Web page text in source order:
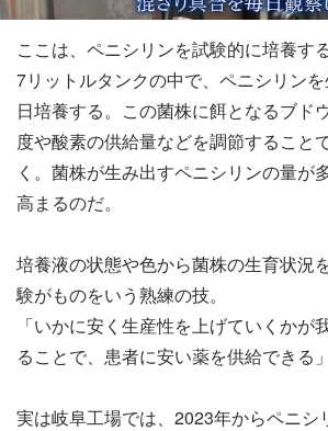
ここは、ペニシリンを試験的に培養す
7リットルタンクの中で、ペニシリン
日培養する。この菌株に餌となるブド
度や酸素の供給量などを調節すること
く。菌株が生み出すペニシリンの量が
高まるのだ。
培養液の状態や色から菌株の生育状況
験がものをいう熟練の技。
「いかに安く生産性を上げていくかが
ることで、患者に安い薬を供給できる
実は岐阜工場では、2023年からペニシ